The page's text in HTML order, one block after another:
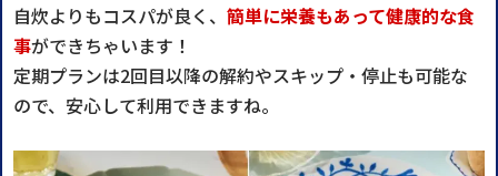
自炊よりもコスパが良く、 簡単に栄養もあって健康的な食
事ができちゃいます！
定期プランは2回目以降の解約やスキップ・停止も可能な
ので、安心して利用できますね。